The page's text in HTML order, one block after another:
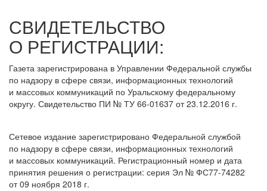
СВИДЕТЕЛЬСТВО
О РЕГИСТРАЦИИ:
Газета зарегистрирована в Управлении Федеральной службы
по надзору в сфере связи, информационных технологий
и массовых коммуникаций по Уральскому федеральному
округу. Свидетельство ПИ № ТУ 66-01637 от 23.12.2016 г.
Сетевое издание зарегистрировано Федеральной службой
по надзору в сфере связи, информационных технологий
и массовых коммуникаций. Регистрационный номер и дата
принятия решения о регистрации: серия Эл № ФС77-74282
от 09 ноября 2018 г.